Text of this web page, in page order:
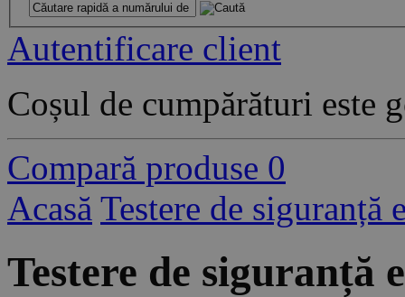
Autentificare client
Coșul de cumpărături este
Compară produse 0
Acasă Testere de siguranță
Testere de siguranță